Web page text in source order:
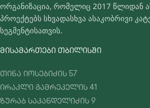
ორგანიზაცია, რომელიც 2017 წლიდან
პროექტებს სხვადასხვა ასაკობრივი
სეგმენტისათვის.
ᲛᲘᲡᲐᲛᲐᲠᲗᲔᲑᲘ ᲗᲑᲘᲚᲘᲡᲨᲘ
თინა იოსებიძის 57
ირაკლი გამრეკელის 41
ზურაბ საკანდელიძის 9